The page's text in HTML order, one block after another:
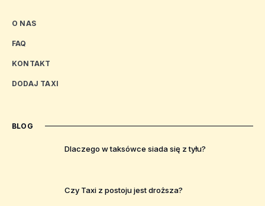
O NAS
FAQ
KONTAKT
DODAJ TAXI
BLOG
Dlaczego w taksówce siada się z tyłu?
Czy Taxi z postoju jest droższa?